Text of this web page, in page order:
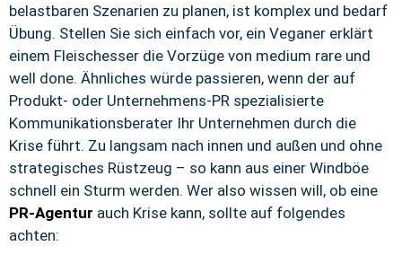
belastbaren Szenarien zu planen, ist komplex und bedarf
Übung. Stellen Sie sich einfach vor, ein Veganer erklärt
einem Fleischesser die Vorzüge von medium rare und
well done. Ähnliches würde passieren, wenn der auf
Produkt- oder Unternehmens-PR spezialisierte
Kommunikationsberater Ihr Unternehmen durch die
Krise führt. Zu langsam nach innen und außen und ohne
strategisches Rüstzeug – so kann aus einer Windböe
schnell ein Sturm werden. Wer also wissen will, ob eine
PR-Agentur auch Krise kann, sollte auf folgendes
achten: